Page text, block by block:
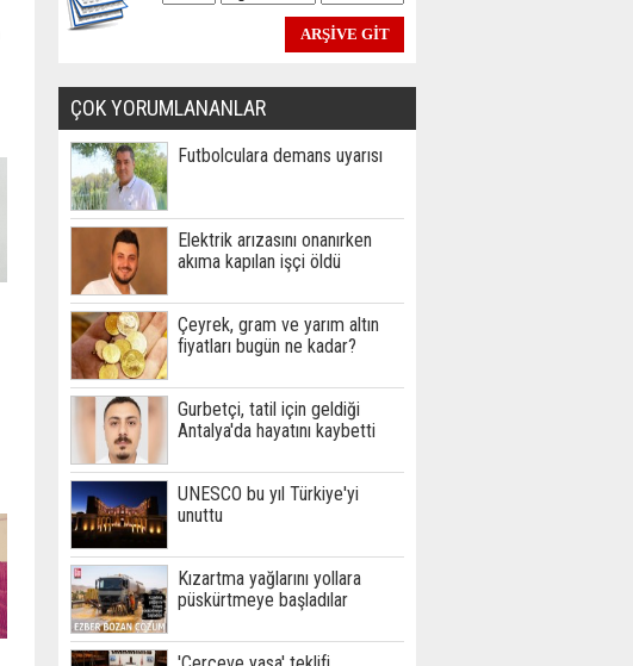
ÇOK YORUMLANANLAR
Futbolculara demans uyarısı
Elektrik arızasını onanırken
akıma kapılan işçi öldü
Çeyrek, gram ve yarım altın
fiyatları bugün ne kadar?
Gurbetçi, tatil için geldiği
Antalya'da hayatını kaybetti
UNESCO bu yıl Türkiye'yi
unuttu
Kızartma yağlarını yollara
püskürtmeye başladılar